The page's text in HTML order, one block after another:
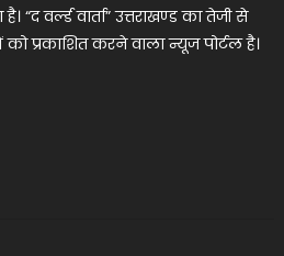
वर्ल्ड वार्ता” उत्तराखण्ड का तेजी से
को प्रकाशित करने वाला न्यूज पोर्टल है।